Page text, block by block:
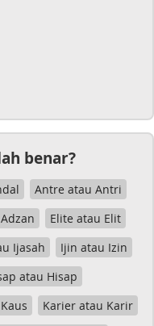
benar?
Antre atau Antri
Elite atau Elit
Ijasah
Ijin atau Izin
atau Hisap
Karier atau Karir